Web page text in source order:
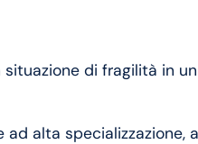
di fragilità in
alta specializzazione,